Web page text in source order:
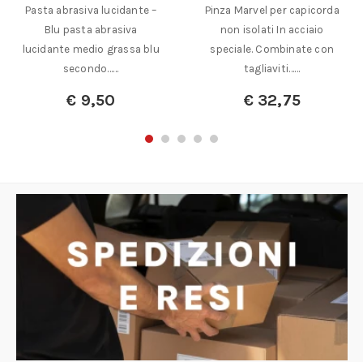
Pasta abrasiva lucidante –
Blu pasta abrasiva
lucidante medio grassa blu
secondo……
€ 9,50
Pinza Marvel per capicorda
non isolati In acciaio
speciale. Combinate con
tagliaviti……
€32,75